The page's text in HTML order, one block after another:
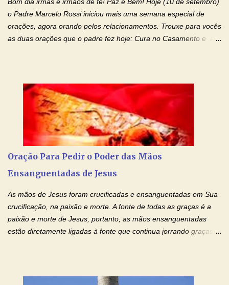
os laços...
o Padre Marcelo Rossi iniciou mais uma semana especial de
orações, agora orando pelos relacionamentos. Trouxe para vocês
as duas orações que o padre fez hoje: Cura no Casamento e a
com o Momento de Fé. Que Deus abençoe e que todo
relacionamento seja fortalecido e curado no amor Ágape de
Jesus. Adriana-Devoção e Fé Mensagem do Padre Marcelo Rossi
em seu Facebook: Amados, iniciamos uma semana para orar
pelos relacionamentos. Diz a Bíblia sagrada: "O amor é paciente,
de orgulho. Nada faz de inconveniente, não procura o seu próprio
interesse, não se irrita, não guarda rancor. Não se alegra com a
Oração Para Pedir o Poder das Mãos
Ensanguentadas de Jesus
As mãos de Jesus foram crucificadas e ensanguentadas em Sua
crucificação, na paixão e morte. A fonte de todas as graças é a
paixão e morte de Jesus, portanto, as mãos ensanguentadas
estão diretamente ligadas à fonte que continua jorrando graças
ensanguentadas, chagadas e abertas, sobre mim, neste